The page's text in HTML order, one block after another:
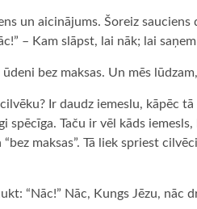
un aicinājums. Šoreiz
– Kam slāpst, lai nāk; lai
ūdeni bez maksas. Un mēs
Ir daudz iemeslu, kāpēc
spēcīga. Taču ir vēl kāds
maksas”. Tā liek spriest
“Nāc!” Nāc, Kungs Jēzu, nāc